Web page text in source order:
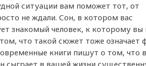
ситуации вам поможет тот, от
не ждали. Сон, в котором вас
знакомый человек, к которому
что такой сюжет тоже
книги пишут о том, что
сыграет в вашей жизни